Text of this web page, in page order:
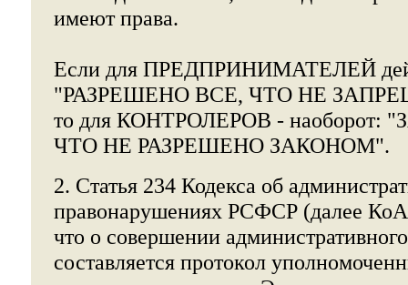
имеют права.
Если для ПРЕДПРИНИМАТЕЛЕЙ
"РАЗРЕШЕНО ВСЕ, ЧТО НЕ
то для КОНТРОЛЕРОВ -
ЧТО НЕ РАЗРЕШЕНО ЗАКОНОМ".
2. Статья 234 Кодекса об
правонарушениях РСФСР (далее
что о совершении
составляется протокол